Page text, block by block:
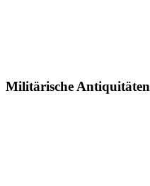
Militärische Antiquitäten